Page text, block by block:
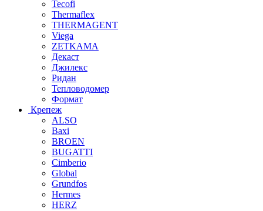
Tecofi
Thermaflex
THERMAGENT
Viega
ZETKAMA
Декаст
Джилекс
Ридан
Тепловодомер
Формат
Крепеж
ALSO
Baxi
BROEN
BUGATTI
Cimberio
Global
Grundfos
Hermes
HERZ